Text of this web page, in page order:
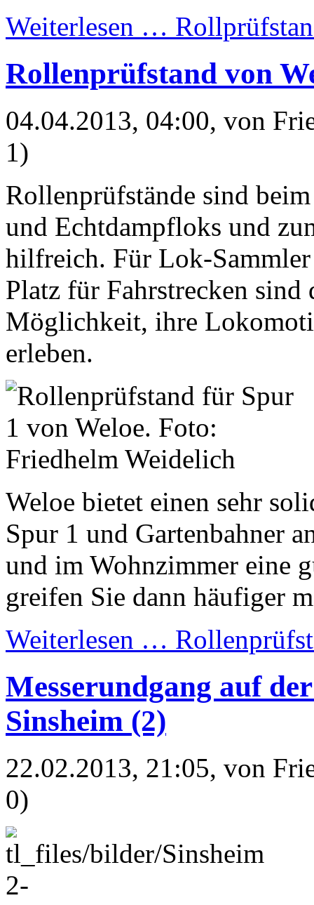
Weiterlesen …
Rollenprüfstand von
04.04.2013, 04:00, von
1)
Rollenprüfstände sind
und Echtdampfloks und
hilfreich. Für Lok-
Platz für Fahrstrecken
Möglichkeit, ihre
erleben.
Weloe bietet einen sehr
Spur 1 und Gartenbahner
und im Wohnzimmer eine
greifen Sie dann häufiger
Weiterlesen …
Messerundgang auf
Sinsheim (2)
22.02.2013, 21:05, von
0)